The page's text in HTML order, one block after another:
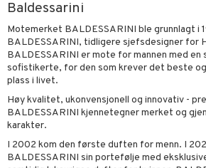
Baldessarini
Motemerket BALDESSARINI ble grunnlagt i
BALDESSARINI, tidligere sjefsdesigner for
BALDESSARINI er mote for mannen med
sofistikerte, for den som krever det beste
plass i livet.
Høy kvalitet, ukonvensjonell og innovativ -
BALDESSARINI kjennetegner merket og
karakter.
I 2002 kom den første duften for menn. I
BALDESSARINI sin portefølje med
in balsam
hud
Dagkrem
/ Kajal
up
uten sol
& såpe
Set
og Romduft
de cologne
de parfum
de toiletteprodukter